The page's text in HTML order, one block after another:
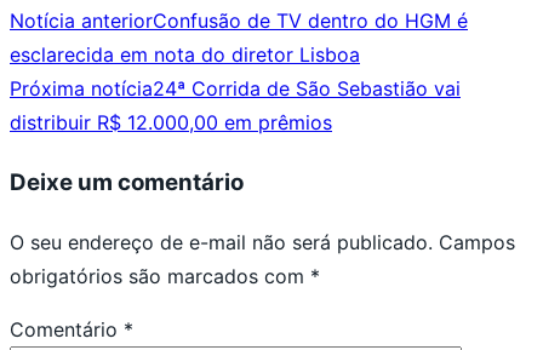
Notícia anteriorConfusão de TV dentro do HGM é
esclarecida em nota do diretor Lisboa
Próxima notícia24ª Corrida de São Sebastião vai
distribuir R$ 12.000,00 em prêmios
Deixe um comentário
O seu endereço de e-mail não será publicado. Campos
obrigatórios são marcados com *
Comentário *